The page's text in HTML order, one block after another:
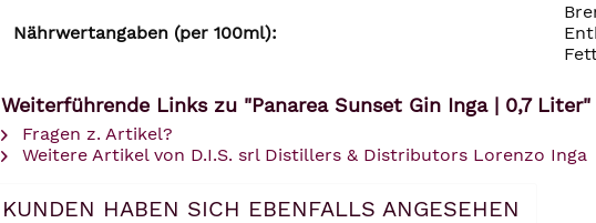
Nährwertangaben (per 100ml):
Weiterführende Links zu "Panarea Sunset Gin Inga | 0,7 Liter"
Fragen z. Artikel?
Weitere Artikel von D.I.S. srl Distillers & Distributors Lorenzo Inga
KUNDEN HABEN SICH EBENFALLS ANGESEHEN